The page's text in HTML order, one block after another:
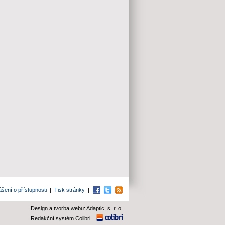
o přístupnosti | Tisk stránky | Facebook
TwitterRSS
Design a tvorba webu: Adaptic, s. r. o.
Redakční systém Colibri